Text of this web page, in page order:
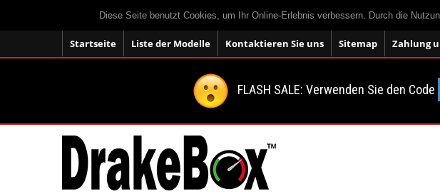
Diese Seite benutzt Cookies, um Ihr Online-Erlebnis verbessern. Durch die
Startseite Liste der Modelle Kontaktieren Sie uns Sitemap Zahlung
FLASH SALE: Verwenden Sie den Code